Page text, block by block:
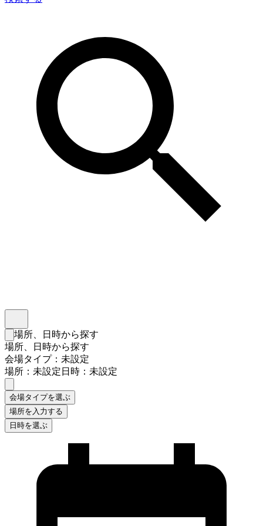
検索フォームを閉じる
場所、日時から探す
場所、日時から探す
会場タイプ：未設定
場所：未設定日時：未設定
会場タイプを選ぶ
場所を入力する
日時を選ぶ